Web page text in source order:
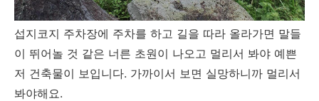
섭지코지 주차장에 주차를 하고 길을 따라 올라가면 말들
이 뛰어놀 것 같은 너른 초원이 나오고 멀리서 봐야 예쁜
저 건축물이 보입니다. 가까이서 보면 실망하니까 멀리서
봐야해요.